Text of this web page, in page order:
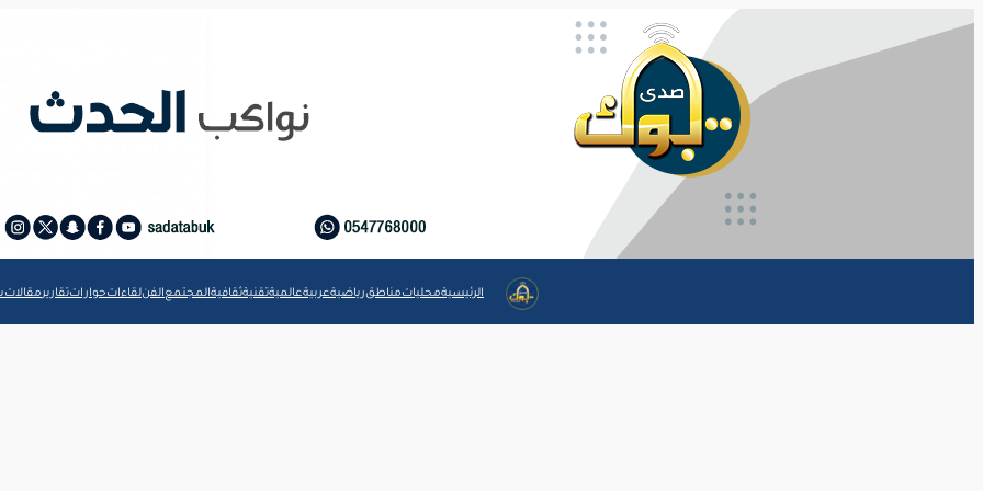
تخطى
الرئيسيةمحلياتمناطقرياضيةعربيةعالميةتقنيةثقافيةالمجتمعالفنلقاءاتحواراتتقاريرمقالات